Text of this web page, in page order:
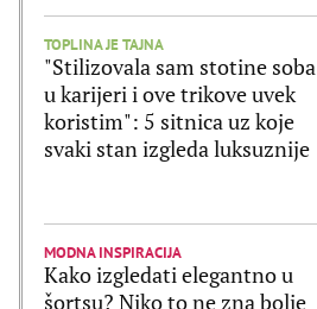
TOPLINA JE TAJNA
"Stilizovala sam stotine soba
u karijeri i ove trikove uvek
koristim": 5 sitnica uz koje
svaki stan izgleda luksuznije
MODNA INSPIRACIJA
Kako izgledati elegantno u
šortsu? Niko to ne zna bolje